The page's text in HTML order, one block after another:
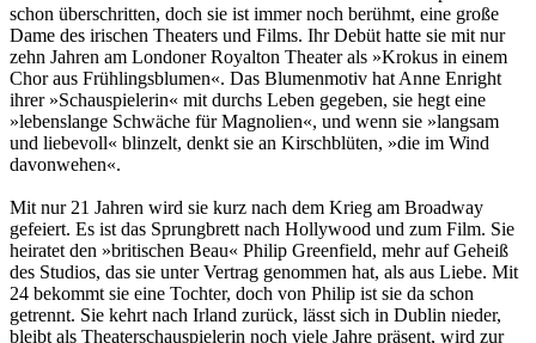
schon überschritten, doch sie ist immer noch berühmt, eine große
Dame des irischen Theaters und Films. Ihr Debüt hatte sie mit nur
zehn Jahren am Londoner Royalton Theater als »Krokus in einem
Chor aus Frühlingsblumen«. Das Blumenmotiv hat Anne Enright
ihrer »Schauspielerin« mit durchs Leben gegeben, sie hegt eine
»lebenslange Schwäche für Magnolien«, und wenn sie »langsam
und liebevoll« blinzelt, denkt sie an Kirschblüten, »die im Wind
davonwehen«.
Mit nur 21 Jahren wird sie kurz nach dem Krieg am Broadway
gefeiert. Es ist das Sprungbrett nach Hollywood und zum Film. Sie
heiratet den »britischen Beau« Philip Greenfield, mehr auf Geheiß
des Studios, das sie unter Vertrag genommen hat, als aus Liebe. Mit
24 bekommt sie eine Tochter, doch von Philip ist sie da schon
getrennt. Sie kehrt nach Irland zurück, lässt sich in Dublin nieder,
bleibt als Theaterschauspielerin noch viele Jahre präsent, wird zur